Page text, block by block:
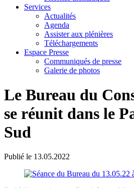
Services
Actualités
Agenda
Assister aux plénières
Téléchargements
Espace Presse
Communiqués de presse
Galerie de photos
Le Bureau du
se réunit dans le
Sud
Publié le 13.05.2022